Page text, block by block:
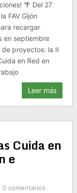
🌴 Del 27
FAV Gijón
recargar
en septiembre
proyectos: la II
en Red en
Leer más
Cuida en
e
0 comentarios